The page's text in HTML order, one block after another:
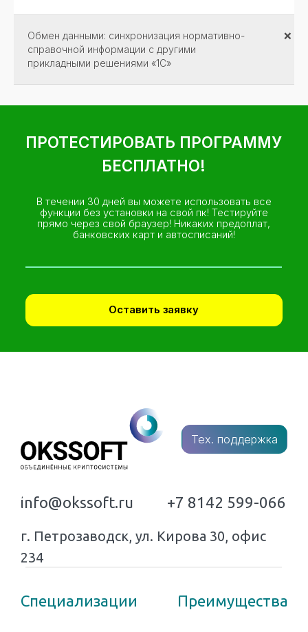
Обмен данными: синхронизация нормативно-
справочной информации с другими
прикладными решениями «1С»
❌